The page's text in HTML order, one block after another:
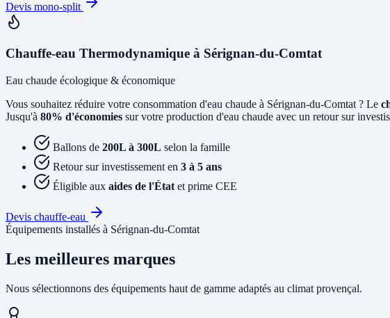
Devis mono-split
Chauffe-eau Thermodynamique à Sérignan-du-Comtat
Eau chaude écologique & économique
Vous souhaitez réduire votre consommation d'eau chaude à Sérignan-du-Comtat ? Le
Jusqu'à 80% d'économies sur votre production d'eau chaude avec un retour sur
Ballons de 200L à 300L selon la famille
Retour sur investissement en 3 à 5 ans
Éligible aux aides de l'État et prime CEE
Devis chauffe-eau
Équipements installés à Sérignan-du-Comtat
Les meilleures marques
Nous sélectionnons des équipements haut de gamme adaptés au climat provençal.